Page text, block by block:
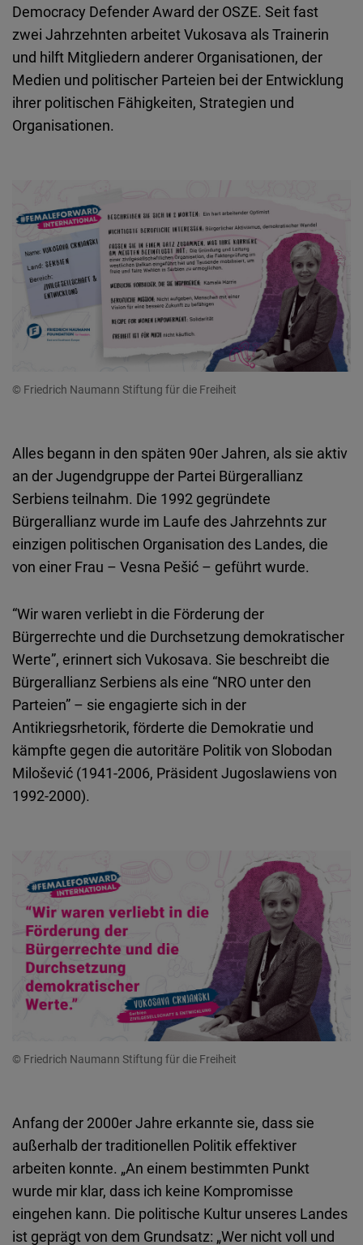
Democracy Defender Award der OSZE. Seit fast
zwei Jahrzehnten arbeitet Vukosava als Trainerin
und hilft Mitgliedern anderer Organisationen, der
Medien und politischer Parteien bei der Entwicklung
ihrer politischen Fähigkeiten, Strategien und
Organisationen.
© Friedrich Naumann Stiftung für die Freiheit
Alles begann in den späten 90er Jahren, als sie aktiv
an der Jugendgruppe der Partei Bürgerallianz
Serbiens teilnahm. Die 1992 gegründete
Bürgerallianz wurde im Laufe des Jahrzehnts zur
einzigen politischen Organisation des Landes, die
von einer Frau – Vesna Pešić – geführt wurde.
“Wir waren verliebt in die Förderung der
Bürgerrechte und die Durchsetzung demokratischer
Werte”, erinnert sich Vukosava. Sie beschreibt die
Bürgerallianz Serbiens als eine “NRO unter den
Parteien” – sie engagierte sich in der
Antikriegsrhetorik, förderte die Demokratie und
kämpfte gegen die autoritäre Politik von Slobodan
Milošević (1941-2006, Präsident Jugoslawiens von
1992-2000).
© Friedrich Naumann Stiftung für die Freiheit
Anfang der 2000er Jahre erkannte sie, dass sie
außerhalb der traditionellen Politik effektiver
arbeiten konnte. „An einem bestimmten Punkt
wurde mir klar, dass ich keine Kompromisse
eingehen kann. Die politische Kultur unseres Landes
ist geprägt von dem Grundsatz: „Wer nicht voll und